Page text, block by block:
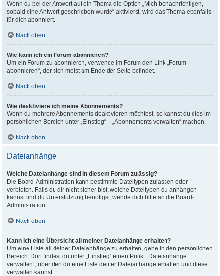
Wenn du bei der Antwort auf ein Thema die Option „Mich benachrichtigen,
sobald eine Antwort geschrieben wurde“ aktivierst, wird das Thema ebenfalls
für dich abonniert.
Nach oben
Wie kann ich ein Forum abonnieren?
Um ein Forum zu abonnieren, verwende im Forum den Link „Forum
abonnieren“, der sich meist am Ende der Seite befindet.
Nach oben
Wie deaktiviere ich meine Abonnements?
Wenn du mehrere Abonnements deaktivieren möchtest, so kannst du dies im
persönlichen Bereich unter „Einstieg“ – „Abonnements verwalten“ machen.
Nach oben
Dateianhänge
Welche Dateianhänge sind in diesem Forum zulässig?
Die Board-Administration kann bestimmte Dateitypen zulassen oder
verbieten. Falls du dir nicht sicher bist, welche Dateitypen du anhängen
kannst und du Unterstützung benötigst, wende dich bitte an die Board-
Administration.
Nach oben
Kann ich eine Übersicht all meiner Dateianhänge erhalten?
Um eine Liste all deiner Dateianhänge zu erhalten, gehe in den persönlichen
Bereich. Dort findest du unter „Einstieg“ einen Punkt „Dateianhänge
verwalten“, über den du eine Liste deiner Dateianhänge erhalten und diese
verwalten kannst.